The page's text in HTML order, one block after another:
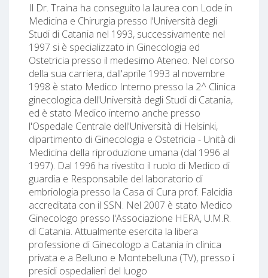
Il Dr. Traina ha conseguito la laurea con Lode in
Medicina e Chirurgia presso l'Università degli
Studi di Catania nel 1993, successivamente nel
1997 si è specializzato in Ginecologia ed
Ostetricia presso il medesimo Ateneo. Nel corso
della sua carriera, dall'aprile 1993 al novembre
1998 è stato Medico Interno presso la 2^ Clinica
ginecologica dell'Università degli Studi di Catania,
ed è stato Medico interno anche presso
l'Ospedale Centrale dell'Università di Helsinki,
dipartimento di Ginecologia e Ostetricia - Unità di
Medicina della riproduzione umana (dal 1996 al
1997). Dal 1996 ha rivestito il ruolo di Medico di
guardia e Responsabile del laboratorio di
embriologia presso la Casa di Cura prof. Falcidia
accreditata con il SSN. Nel 2007 è stato Medico
Ginecologo presso l'Associazione HERA, U.M.R.
di Catania. Attualmente esercita la libera
professione di Ginecologo a Catania in clinica
privata e a Belluno e Montebelluna (TV), presso i
presidi ospedalieri del luogo